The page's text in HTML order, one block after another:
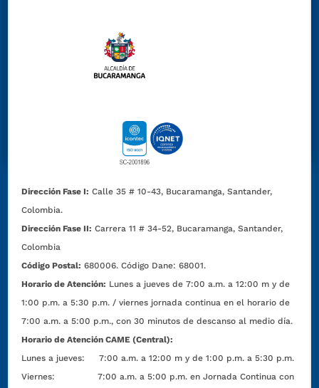
Dirección Fase I: Calle 35 # 10-43, Bucaramanga, Santander,
Colombia.
Dirección Fase II: Carrera 11 # 34-52, Bucaramanga, Santander,
Colombia
Código Postal: 680006. Código Dane: 68001.
Horario de Atención: Lunes a jueves de 7:00 a.m. a 12:00 m y de
1:00 p.m. a 5:30 p.m. / viernes jornada continua en el horario de
7:00 a.m. a 5:00 p.m., con 30 minutos de descanso al medio día.
Horario de Atención CAME (Central):
Lunes a jueves: 7:00 a.m. a 12:00 m y de 1:00 p.m. a 5:30 p.m.
Viernes: 7:00 a.m. a 5:00 p.m. en Jornada Continua con